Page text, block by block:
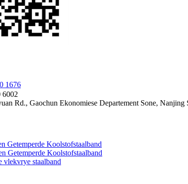
1676
6002
Rd., Gaochun Ekonomiese Departement Sone, Nanjing
Getemperde Koolstofstaalband
Getemperde Koolstofstaalband
vlekvrye staalband